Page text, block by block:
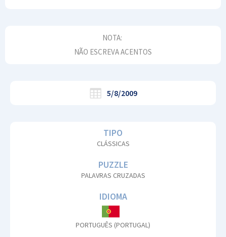
NOTA:
NÃO ESCREVA ACENTOS
5/8/2009
TIPO
CLÁSSICAS
PUZZLE
PALAVRAS CRUZADAS
IDIOMA
PORTUGUÊS (PORTUGAL)